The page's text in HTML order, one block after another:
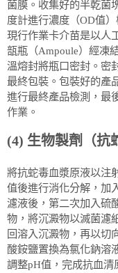
菌膜。收集好的半乾菌
度計進行濃度（OD值
現行作業卡介苗是以人
瓿瓶（Ampoule）經凍
溫熔封將瓶口密封。密
最終包裝。包裝好的產
進行最終產品檢測，最
作業。
(4) 生物製劑（抗
將抗蛇毒血漿原液以注
值後進行消化分解，加
濾液後，第二次加入硫
物，將沉澱物以滅菌濾
回溶入沉澱物，再以切
酸銨鹽置換為氯化鈉溶
調整pH值，完成抗血